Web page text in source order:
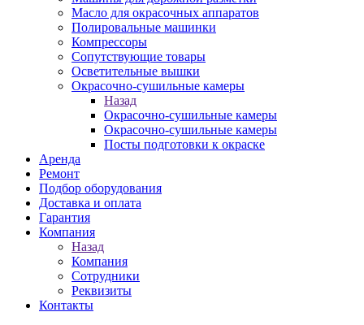
Масло для окрасочных аппаратов
Полировальные машинки
Компрессоры
Сопутствующие товары
Осветительные вышки
Окрасочно-сушильные камеры
Назад
Окрасочно-сушильные камеры
Окрасочно-сушильные камеры
Посты подготовки к окраске
Аренда
Ремонт
Подбор оборудования
Доставка и оплата
Гарантия
Компания
Назад
Компания
Сотрудники
Реквизиты
Контакты